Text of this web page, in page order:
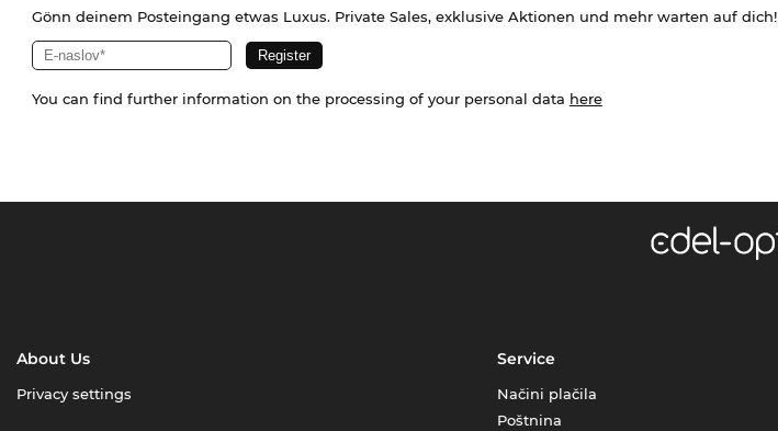
Gönn deinem Posteingang etwas Luxus. Private Sales, exklusive Aktionen und mehr warten auf dich!
You can find further information on the processing of your personal data here
About Us
Privacy settings
Service
Načini plačila
Poštnina